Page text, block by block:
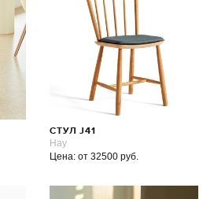
СТУЛ J41
Hay
Цена: от 32500 руб.